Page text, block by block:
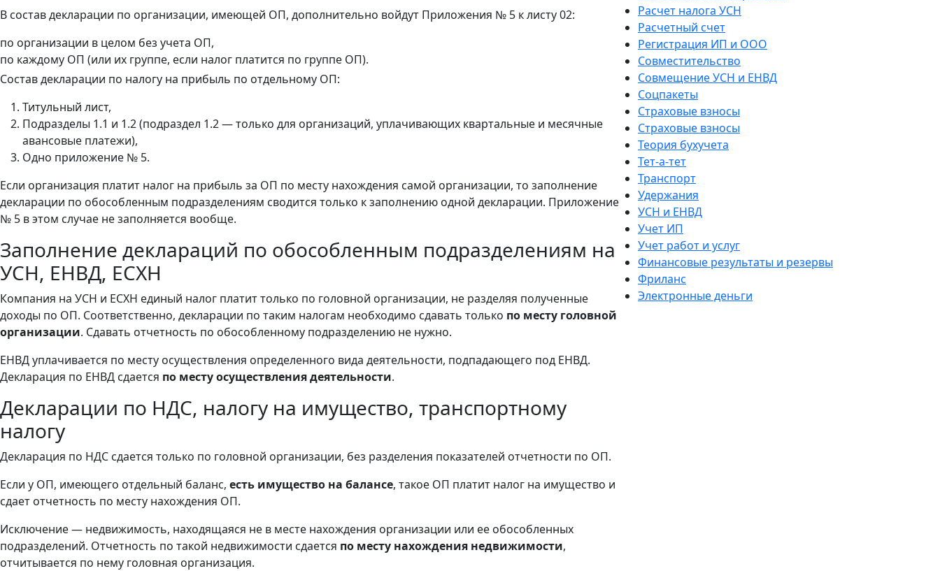
В состав декларации по организации, имеющей ОП, дополнительно войдут Приложения № 5 к листу 02:
по организации в целом без учета ОП,
по каждому ОП (или их группе, если налог платится по группе ОП).
Состав декларации по налогу на прибыль по отдельному ОП:
Титульный лист,
Подразделы 1.1 и 1.2 (подраздел 1.2 — только для организаций, уплачивающих квартальные и месячные
авансовые платежи),
Одно приложение № 5.
Если организация платит налог на прибыль за ОП по месту нахождения самой организации, то заполнение
декларации по обособленным подразделениям сводится только к заполнению одной декларации. Приложение
№ 5 в этом случае не заполняется вообще.
Заполнение деклараций по обособленным подразделениям на
УСН, ЕНВД, ЕСХН
Компания на УСН и ЕСХН единый налог платит только по головной организации, не разделяя полученные
доходы по ОП. Соответственно, декларации по таким налогам необходимо сдавать только по месту головной
организации. Сдавать отчетность по обособленному подразделению не нужно.
ЕНВД уплачивается по месту осуществления определенного вида деятельности, подпадающего под ЕНВД.
Декларация по ЕНВД сдается по месту осуществления деятельности.
Декларации по НДС, налогу на имущество, транспортному
налогу
Декларация по НДС сдается только по головной организации, без разделения показателей отчетности по ОП.
Если у ОП, имеющего отдельный баланс, есть имущество на балансе, такое ОП платит налог на имущество и
сдает отчетность по месту нахождения ОП.
Исключение — недвижимость, находящаяся не в месте нахождения организации или ее обособленных
подразделений. Отчетность по такой недвижимости сдается по месту нахождения недвижимости,
отчитывается по нему головная организация.
Расчет налога УСН
Расчетный счет
Регистрация ИП и ООО
Совместительство
Совмещение УСН и ЕНВД
Соцпакеты
Страховые взносы
Страховые взносы
Теория бухучета
Тет-а-тет
Транспорт
Удержания
УСН и ЕНВД
Учет ИП
Учет работ и услуг
Финансовые результаты и резервы
Фриланс
Электронные деньги